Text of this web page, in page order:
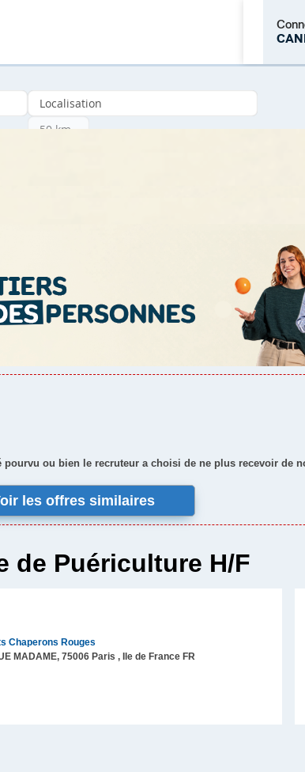
ou bien le recruteur a choisi de ne plus recevoir de
les offres similaires
de Puériculture H/F
Chaperons Rouges
MADAME, 75006 Paris , Ile de France FR